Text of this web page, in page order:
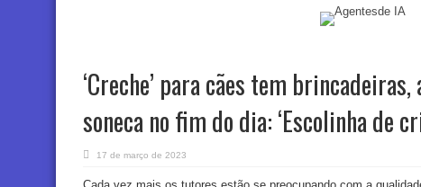
‘Creche’ para cães tem
soneca no fim do dia: ‘Escolinha de
17 de março de 2023